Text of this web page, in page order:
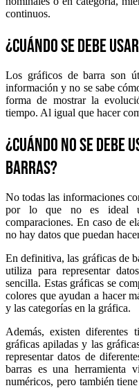
continuos.
¿Cuándo se debe
Los gráficos de barra son
información y no se sabe
forma de mostrar la
tiempo. Al igual que hacer
¿Cuándo no se debe
barras?
No todas las informaciones
por lo que no es ideal
comparaciones. En caso de
no hay datos que puedan
En definitiva, las gráficas de
utiliza para representar
sencilla. Estas gráficas se
colores que ayudan a hacer
y las categorías en la gráfica.
Además, existen diferentes
gráficas apiladas y las
representar datos de
barras es una herramienta
numéricos, pero también